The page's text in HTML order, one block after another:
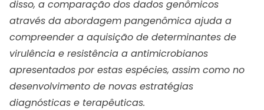
disso, a comparação dos dados genômicos
através da abordagem pangenômica ajuda a
compreender a aquisição de determinantes de
virulência e resistência a antimicrobianos
apresentados por estas espécies, assim como no
desenvolvimento de novas estratégias
diagnósticas e terapêuticas.